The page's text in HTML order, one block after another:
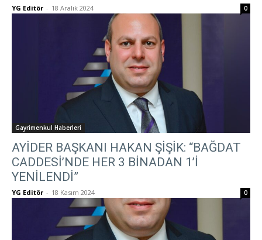
YG Editör - 18 Aralık 2024 0
Gayrimenkul Haberleri
AYİDER BAŞKANI HAKAN ŞİŞİK: “BAĞDAT
CADDESİ’NDE HER 3 BİNADAN 1’İ
YENİLENDİ”
YG Editör - 18 Kasım 2024 0